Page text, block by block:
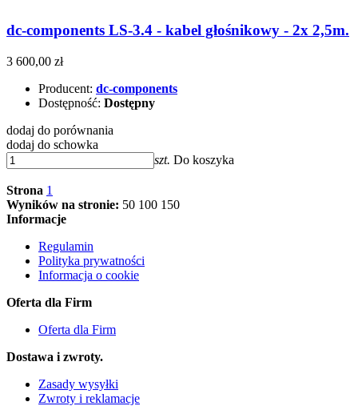
dc-components LS-3.4 - kabel głośnikowy - 2x 2,5m.
3 600,00 zł
Producent: dc-components
Dostępność: Dostępny
dodaj do porównania
dodaj do schowka
szt. Do koszyka
Strona 1
Wyników na stronie: 50 100 150
Informacje
Regulamin
Polityka prywatności
Informacja o cookie
Oferta dla Firm
Oferta dla Firm
Dostawa i zwroty.
Zasady wysyłki
Zwroty i reklamacje